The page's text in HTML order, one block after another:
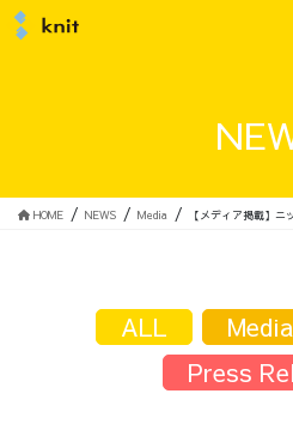
HOME NEWS Media 【メディア掲載】ニ
ALL Media
Press